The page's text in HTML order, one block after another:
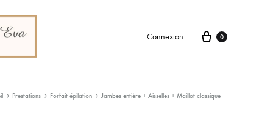
Connexion 0
Prestations Forfait épilation Jambes entière + Aisselles + Maillot classique